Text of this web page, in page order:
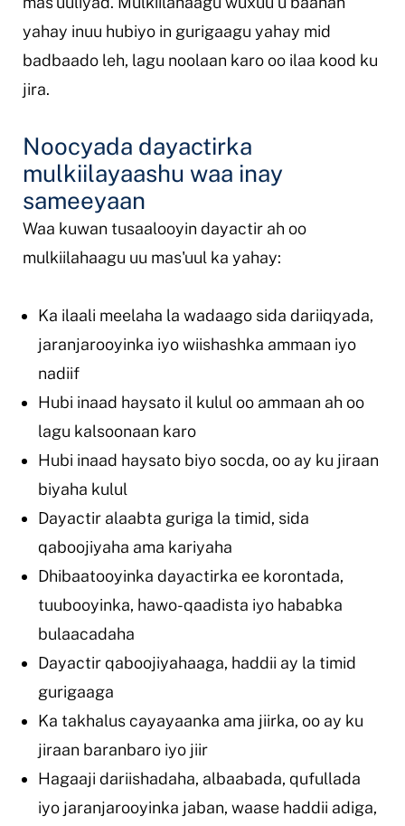
yahay inuu hubiyo in gurigaagu yahay mid
badbaado leh, lagu noolaan karo oo ilaa kood ku
jira.
Noocyada dayactirka
mulkiilayaashu waa inay
sameeyaan
Waa kuwan tusaalooyin dayactir ah oo
mulkiilahaagu uu mas'uul ka yahay:
Ka ilaali meelaha la wadaago sida dariiqyada,
jaranjarooyinka iyo wiishashka ammaan iyo
nadiif
Hubi inaad haysato il kulul oo ammaan ah oo
lagu kalsoonaan karo
Hubi inaad haysato biyo socda, oo ay ku jiraan
biyaha kulul
Dayactir alaabta guriga la timid, sida
qaboojiyaha ama kariyaha
Dhibaatooyinka dayactirka ee korontada,
tuubooyinka, hawo-qaadista iyo hababka
bulaacadaha
Dayactir qaboojiyahaaga, haddii ay la timid
gurigaaga
Ka takhalus cayayaanka ama jiirka, oo ay ku
jiraan baranbaro iyo jiir
Hagaaji dariishadaha, albaabada, qufullada
iyo jaranjarooyinka jaban, waase haddii adiga,